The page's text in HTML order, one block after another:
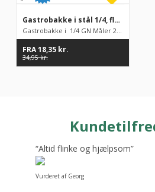
Gastrobakke i stål 1/4, flere dybder
FRA18,35 kr.
34,95kr.
“Altid flinke og hjælpsom”
Vurderet af Georg